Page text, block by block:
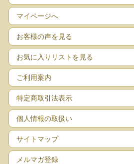
マイページへ
お客様の声を見る
お気に入りリストを見る
ご利用案内
特定商取引法表示
個人情報の取扱い
サイトマップ
メルマガ登録